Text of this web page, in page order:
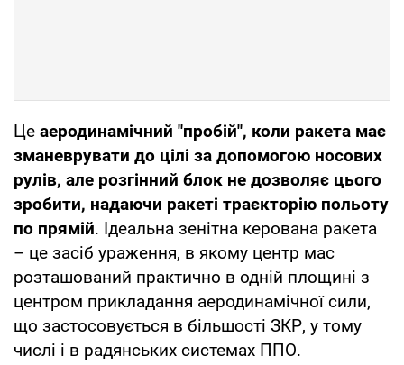
Це аеродинамічний "пробій", коли ракета має
зманеврувати до цілі за допомогою носових
рулів, але розгінний блок не дозволяє цього
зробити, надаючи ракеті траєкторію польоту
по прямій. Ідеальна зенітна керована ракета
– це засіб ураження, в якому центр мас
розташований практично в одній площині з
центром прикладання аеродинамічної сили,
що застосовується в більшості ЗКР, у тому
числі і в радянських системах ППО.